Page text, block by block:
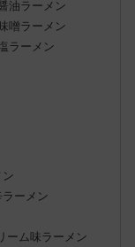
油ラーメン
噌ラーメン
ラーメン
ーメン
ーム味ラーメン